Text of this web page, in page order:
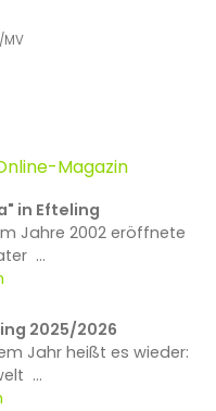
Magazin
in Efteling
Jahre 2002 eröffnete
...
2025/2026
Jahr heißt es wieder:
...